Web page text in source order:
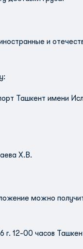
и
Ташкент имени
Х.В.
можно
12-00 часов